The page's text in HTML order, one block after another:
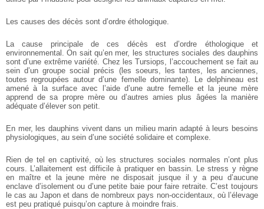
Les causes des décès sont d’ordre éthologique.
La cause principale de ces décès est d’ordre éthologique et
environnemental.
On sait qu’en mer, les structures sociales des dauphins
sont d’une extrême variété. Chez les Tursiops, l’accouchement se fait au
sein d’un groupe social précis (les soeurs, les tantes, les anciennes,
toutes regroupées autour d’une femelle dominante). Le delphineau est
amené à la surface avec l’aide d’une autre femelle et la jeune mère
apprend de sa propre mère ou d’autres amies plus âgées la manière
adéquate d’élever son petit.
En mer, les dauphins vivent dans un milieu marin adapté à leurs besoins
physiologiques, au sein d’une société solidaire et complexe.
Rien de tel en captivité, où les structures sociales normales n’ont plus
cours.
L’allaitement est difficile à pratiquer en bassin. Le stress y règne
en maître et la jeune mère ne disposait jusque il y a peu d’aucune
enclave d’isolement ou d’une petite baie pour faire retraite. C’est toujours
le cas au Japon et dans de nombreux pays non-occidentaux, où l’élevage
est peu pratiqué puisqu’on capture à moindre frais.